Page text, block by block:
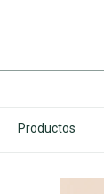
Productos